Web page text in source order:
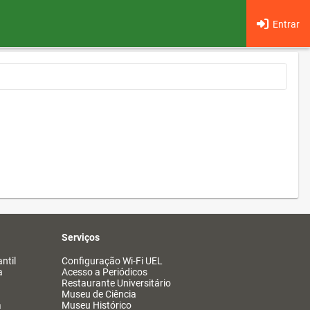
Entrar
Serviços
Configuração Wi-Fi UEL
Acesso a Periódicos
Restaurante Universitário
Museu de Ciência
Museu Histórico